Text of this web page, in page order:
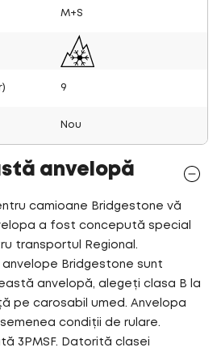
M+S
9
Nou
anvelopă
camioane Bridgestone vă
a fost concepută special
transportul Regional.
Bridgestone sunt
anvelopă, alegeți clasa B la
pe carosabil umed. Anvelopa
condiții de rulare.
3PMSF. Datorită clasei